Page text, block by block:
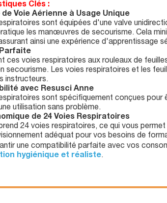
Clés :
de Voie Aérienne à Usage Unique
sont équipées d'une valve
les manœuvres de secourisme. Cela
ainsi une expérience d'apprentissage
ces voies respiratoires aux rouleaux de
secourisme. Les voies respiratoires et les
instructeurs.
avec Resusci Anne
sont spécifiquement conçues pour
utilisation sans problème.
de 24 Voies Respiratoires
24 voies respiratoires, ce qui vous
adéquat pour vos besoins de
une compatibilité parfaite avec vos
hygiénique et réaliste.